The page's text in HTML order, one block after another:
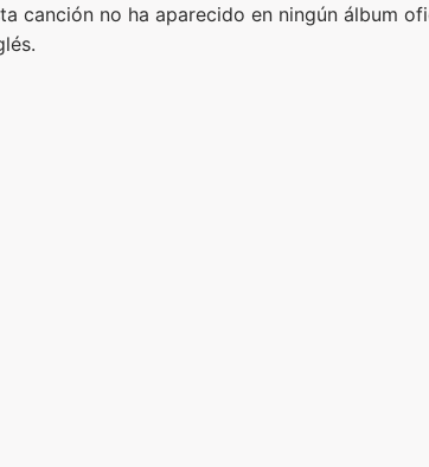
canción no ha aparecido en ningún álbum